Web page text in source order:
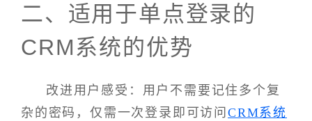
二、适用于单点登录的
CRM系统的优势
改进用户感受：用户不需要记住多个复
杂的密码，仅需一次登录即可访问 CRM系统